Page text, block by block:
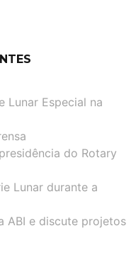
Lunar Especial na
do Rotary
Lunar durante a
ABI e discute projetos